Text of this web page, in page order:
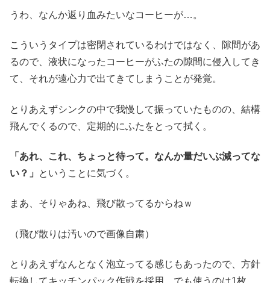
うわ、なんか返り血みたいなコーヒーが…。
こういうタイプは密閉されているわけではなく、隙間があ
るので、液状になったコーヒーがふたの隙間に侵入してき
て、それが遠心力で出てきてしまうことが発覚。
とりあえずシンクの中で我慢して振っていたものの、結構
飛んでくるので、定期的にふたをとって拭く。
「あれ、これ、ちょっと待って。なんか量だいぶ減ってな
い？」
ということに気づく。
まあ、そりゃあね、飛び散ってるからねｗ
（飛び散りは汚いので画像自粛）
とりあえずなんとなく泡立ってる感じもあったので、方針